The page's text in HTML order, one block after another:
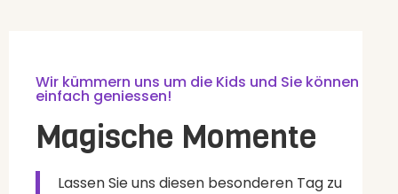
Wir kümmern uns um die Kids und Sie können
einfach geniessen!
Magische Momente
Lassen Sie uns diesen besonderen Tag zu